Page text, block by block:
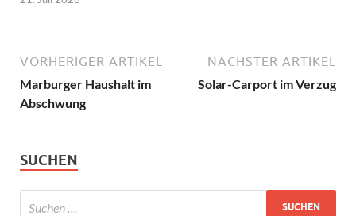
VORHERIGER ARTIKEL
Marburger Haushalt im
Abschwung
NÄCHSTER ARTIKEL
Solar-Carport im Verzug
SUCHEN